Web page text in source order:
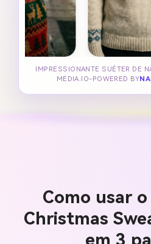
IMPRESSIONANTE SUÉTER DE
MEDIA.IO-POWERED BY
Como usar
Christmas
em 3